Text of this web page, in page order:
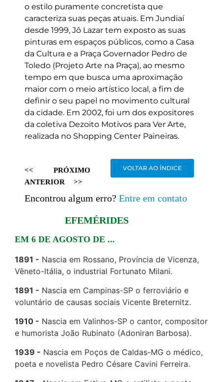
o estilo puramente concretista que
caracteriza suas peças atuais. Em Jundiaí
desde 1999, Jô Lazar tem exposto as suas
pinturas em espaços públicos, como a Casa
da Cultura e a Praça Governador Pedro de
Toledo (Projeto Arte na Praça), ao mesmo
tempo em que busca uma aproximação
maior com o meio artístico local, a fim de
definir o seu papel no movimento cultural
da cidade. Em 2002, foi um dos expositores
da coletiva Dezoito Motivos para Ver Arte,
realizada no Shopping Center Paineiras.
<<
ANTERIOR
PRÓXIMO
>>
VOLTAR AO ÍNDICE
Encontrou algum erro? Entre em contato
EFEMÉRIDES
EM 6 DE AGOSTO DE ...
1891
Nascia em Rossano, Província de Vicenza,
Vêneto-Itália, o industrial Fortunato Milani.
1891
Nascia em Campinas-SP o ferroviário e
voluntário de causas sociais Vicente Breternitz.
1910
Nascia em Valinhos-SP o cantor, compositor
e humorista João Rubinato (Adoniran Barbosa).
1939
Nascia em Poços de Caldas-MG o médico,
poeta e novelista Pedro Césare Cavini Ferreira.